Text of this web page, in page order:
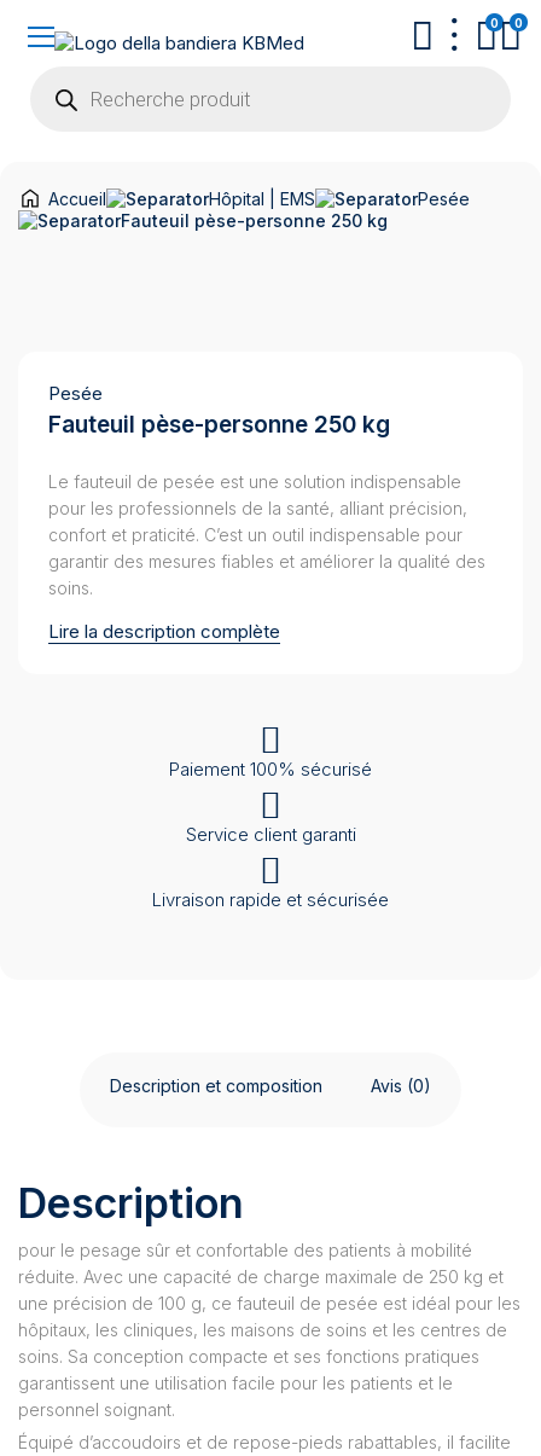
produits
0 0
Accueil Hôpital | EMS
Pesée
Fauteuil pèse-personne 250 kg
Pesée
Fauteuil pèse-personne 250 kg
Le fauteuil de pesée est une solution indispensable
pour les professionnels de la santé, alliant précision,
confort et praticité. C’est un outil indispensable pour
garantir des mesures fiables et améliorer la qualité des
soins.
Lire la description complète
Paiement 100% sécurisé
Service client garanti
Livraison rapide et sécurisée
Description et composition Avis (0)
Description
pour le pesage sûr et confortable des patients à mobilité
réduite. Avec une capacité de charge maximale de 250 kg et
une précision de 100 g, ce fauteuil de pesée est idéal pour les
hôpitaux, les cliniques, les maisons de soins et les centres de
soins. Sa conception compacte et ses fonctions pratiques
garantissent une utilisation facile pour les patients et le
personnel soignant.
Équipé d’accoudoirs et de repose-pieds rabattables, il facilite